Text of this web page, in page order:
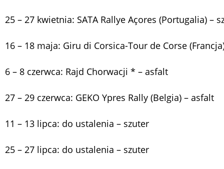
25 – 27 kwietnia: SATA Rallye Açores (Portugalia) –
16 – 18 maja: Giru di Corsica-Tour de Corse
6 – 8 czerwca: Rajd Chorwacji * – asfalt
27 – 29 czerwca: GEKO Ypres Rally (Belgia) – asfalt
11 – 13 lipca: do ustalenia – szuter
25 – 27 lipca: do ustalenia – szuter